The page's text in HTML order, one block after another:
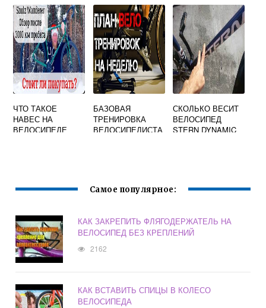
ДИСКОВЫМИ
ТОРМОЗАМИ
РУКАМИ
ЧТО ТАКОЕ
НАВЕС НА
ВЕЛОСИПЕДЕ
БАЗОВАЯ
ТРЕНИРОВКА
ВЕЛОСИПЕДИСТА
СКОЛЬКО ВЕСИТ
ВЕЛОСИПЕД
STERN DYNAMIC
Самое популярное:
КАК ЗАКРЕПИТЬ ФЛЯГОДЕРЖАТЕЛЬ НА
ВЕЛОСИПЕД БЕЗ КРЕПЛЕНИЙ
2162
КАК ВСТАВИТЬ СПИЦЫ В КОЛЕСО
ВЕЛОСИПЕДА